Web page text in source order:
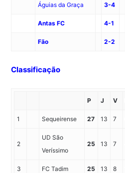
Águias da Graça 3-4
Antas FC 4-1
Fão 2-2
Classificação
P J V
1 Sequeirense 27 13 7
2
UD São
Veríssimo
25 13 7
3 FC Tadim 25 13 8